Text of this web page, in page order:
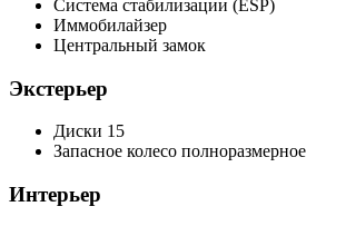
Система стабилизации (ESP)
Иммобилайзер
Центральный замок
Экстерьер
Диски 15
Запасное колесо полноразмерное
Интерьер